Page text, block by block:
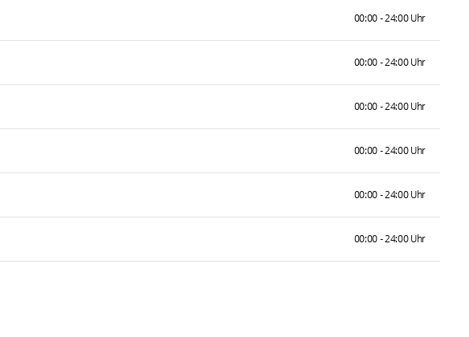
00:00 - 24:00 Uhr
00:00 - 24:00 Uhr
00:00 - 24:00 Uhr
00:00 - 24:00 Uhr
00:00 - 24:00 Uhr
00:00 - 24:00 Uhr